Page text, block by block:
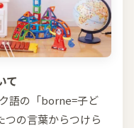
て
語の「borne=子ど
の言葉からつけら